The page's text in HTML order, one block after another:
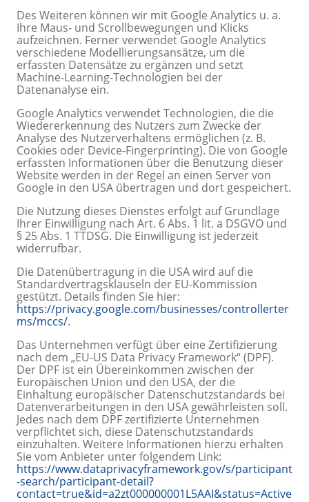
Des Weiteren können wir mit Google Analytics u. a.
Ihre Maus- und Scrollbewegungen und Klicks
aufzeichnen. Ferner verwendet Google Analytics
verschiedene Modellierungsansätze, um die
erfassten Datensätze zu ergänzen und setzt
Machine-Learning-Technologien bei der
Datenanalyse ein.
Google Analytics verwendet Technologien, die die
Wiedererkennung des Nutzers zum Zwecke der
Analyse des Nutzerverhaltens ermöglichen (z. B.
Cookies oder Device-Fingerprinting). Die von Google
erfassten Informationen über die Benutzung dieser
Website werden in der Regel an einen Server von
Google in den USA übertragen und dort gespeichert.
Die Nutzung dieses Dienstes erfolgt auf Grundlage
Ihrer Einwilligung nach Art. 6 Abs. 1 lit. a DSGVO und
§ 25 Abs. 1 TTDSG. Die Einwilligung ist jederzeit
widerrufbar.
Die Datenübertragung in die USA wird auf die
Standardvertragsklauseln der EU-Kommission
gestützt. Details finden Sie hier:
https://privacy.google.com/businesses/controllerter
ms/mccs/.
Das Unternehmen verfügt über eine Zertifizierung
nach dem „EU-US Data Privacy Framework“ (DPF).
Der DPF ist ein Übereinkommen zwischen der
Europäischen Union und den USA, der die
Einhaltung europäischer Datenschutzstandards bei
Datenverarbeitungen in den USA gewährleisten soll.
Jedes nach dem DPF zertifizierte Unternehmen
verpflichtet sich, diese Datenschutzstandards
einzuhalten. Weitere Informationen hierzu erhalten
Sie vom Anbieter unter folgendem Link:
https://www.dataprivacyframework.gov/s/participant
-search/participant-detail?
contact=true&id=a2zt000000001L5AAI&status=Active